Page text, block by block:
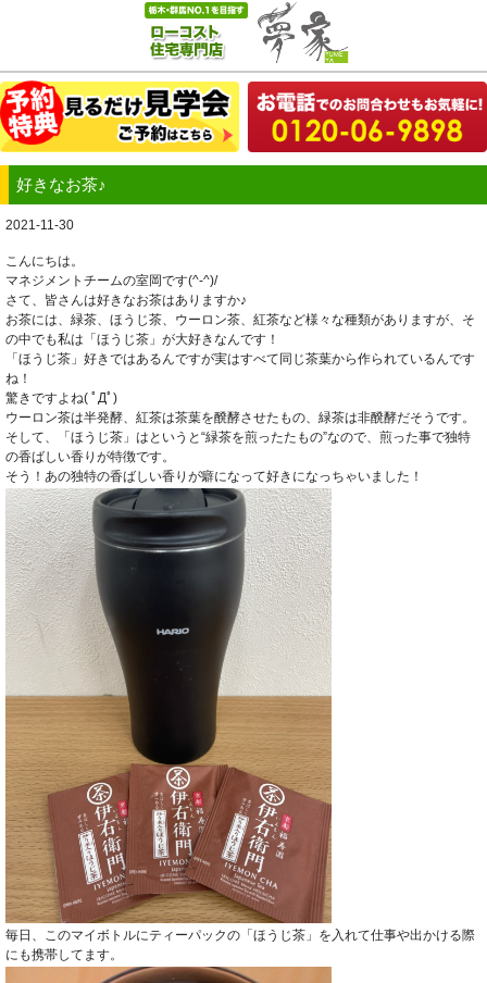
好きなお茶♪
2021-11-30
こんにちは。
マネジメントチームの室岡です(^-^)/
さて、皆さんは好きなお茶はありますか♪
お茶には、緑茶、ほうじ茶、ウーロン茶、紅茶など様々な種類がありますが、そ
の中でも私は「ほうじ茶」が大好きなんです！
「ほうじ茶」好きではあるんですが実はすべて同じ茶葉から作られているんです
ね！
驚きですよね( ﾟДﾟ)
ウーロン茶は半発酵、紅茶は茶葉を醗酵させたもの、緑茶は非醗酵だそうです。
そして、「ほうじ茶」はというと“緑茶を煎ったたもの”なので、煎った事で独特
の香ばしい香りが特徴です。
そう！あの独特の香ばしい香りが癖になって好きになっちゃいました！
毎日、このマイボトルにティーパックの「ほうじ茶」を入れて仕事や出かける際
にも携帯してます。